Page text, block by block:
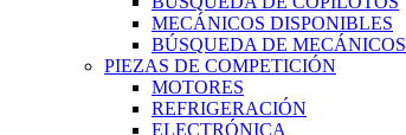
MECÁNICOS DISPONIBLES
BÚSQUEDA DE MECÁNICOS
PIEZAS DE COMPETICIÓN
MOTORES
REFRIGERACIÓN
ELECTRÓNICA